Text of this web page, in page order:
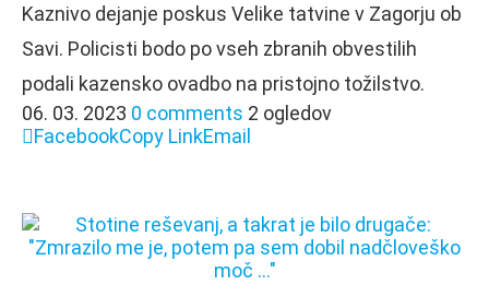
Kaznivo dejanje poskus Velike tatvine v Zagorju ob
Savi. Policisti bodo po vseh zbranih obvestilih
podali kazensko ovadbo na pristojno tožilstvo.
06. 03. 2023 0 comments 2 ogledov
FacebookCopy LinkEmail